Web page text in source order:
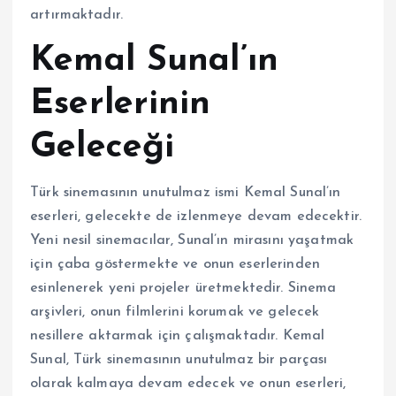
artırmaktadır.
Kemal Sunal’ın
Eserlerinin
Geleceği
Türk sinemasının unutulmaz ismi Kemal Sunal’ın
eserleri, gelecekte de izlenmeye devam edecektir.
Yeni nesil sinemacılar, Sunal’ın mirasını yaşatmak
için çaba göstermekte ve onun eserlerinden
esinlenerek yeni projeler üretmektedir. Sinema
arşivleri, onun filmlerini korumak ve gelecek
nesillere aktarmak için çalışmaktadır. Kemal
Sunal, Türk sinemasının unutulmaz bir parçası
olarak kalmaya devam edecek ve onun eserleri,